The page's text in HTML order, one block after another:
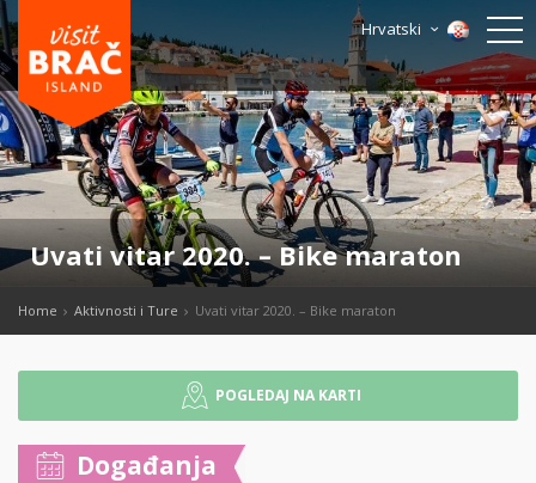
Hrvatski
Uvati vitar 2020. – Bike maraton
Home Aktivnosti i Ture Uvati vitar 2020. – Bike maraton
POGLEDAJ NA KARTI
Događanja